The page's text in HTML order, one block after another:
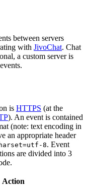
between servers
with JivoChat. Chat
a custom server is
is HTTPS (at the
). An event is contained
(note: text encoding in
an appropriate header
8. Event
are divided into 3
Action